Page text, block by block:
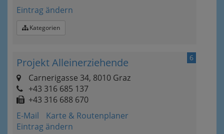
Eintrag ändern
Kategorien
6
Projekt Alleinerziehende
Carnerigasse 34, 8010 Graz
+43 316 685 137
+43 316 688 670
E-Mail
Karte & Routenplaner
Eintrag ändern